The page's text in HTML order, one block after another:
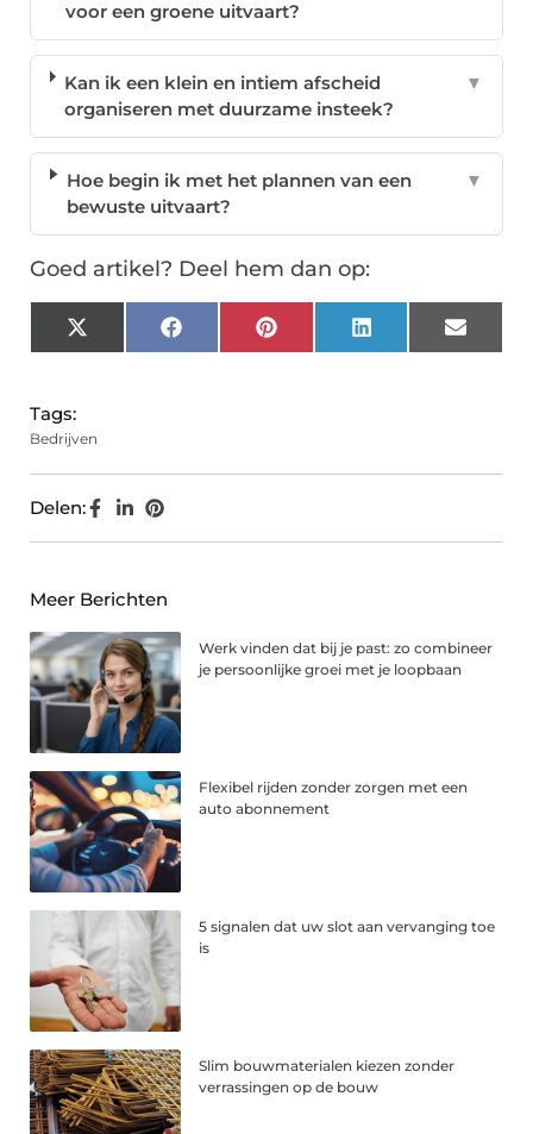
voor een groene uitvaart?
Kan ik een klein en intiem afscheid
organiseren met duurzame insteek?
▼
Hoe begin ik met het plannen van een
bewuste uitvaart?
▼
Goed artikel? Deel hem dan op:
X
(Twitter)
FacebookPinterest LinkedIn Email
Tags:
Bedrijven
Delen:
Meer Berichten
Werk vinden dat bij je past: zo combineer
je persoonlijke groei met je loopbaan
Flexibel rijden zonder zorgen met een
auto abonnement
5 signalen dat uw slot aan vervanging toe
is
Slim bouwmaterialen kiezen zonder
verrassingen op de bouw